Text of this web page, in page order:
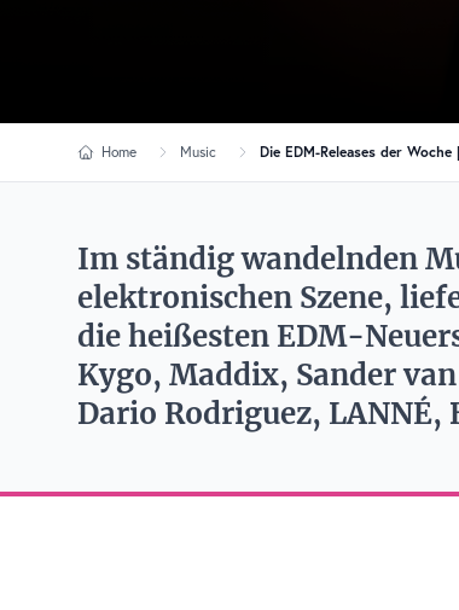
Home Music Die EDM-Releases der
Im ständig wandelnden
elektronischen Szene,
die heißesten EDM-
Kygo, Maddix, Sander
Dario Rodriguez, LANNÉ,